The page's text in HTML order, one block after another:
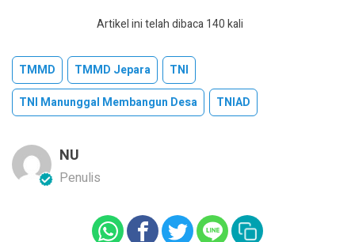
Artikel ini telah dibaca 140 kali
TMMD TMMD Jepara
TNI
TNI Manunggal Membangun Desa
TNIAD
NU
Penulis